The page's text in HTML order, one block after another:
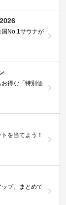
No.1サウナが
得な「特別価
を当てよう！
プ。まとめて